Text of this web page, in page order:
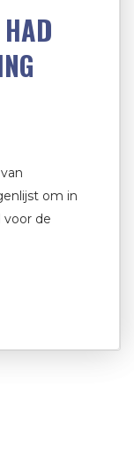
om in
voor de